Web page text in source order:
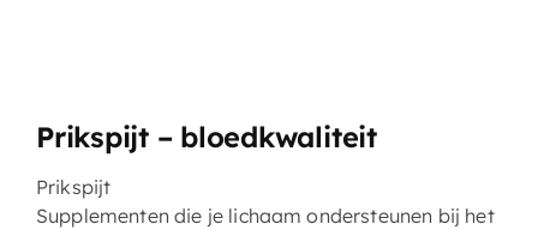
Prikspijt – bloedkwaliteit
Prikspijt
Supplementen die je lichaam ondersteunen bij het